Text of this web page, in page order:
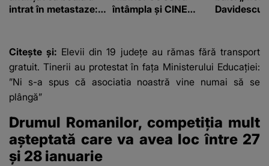
intrat în metastaze:
întâmpla și CINE
e ciudă că..."
Davidescu
Citește și: Elevii din 19 județe au rămas fără transport
gratuit. Tinerii au protestat în fața Ministerului Educației:
”Ni s-a spus că asociatia noastră vine numai să se
plângă”
Drumul Romanilor, competiția mult
așteptată care va avea loc între 27
și 28 ianuarie